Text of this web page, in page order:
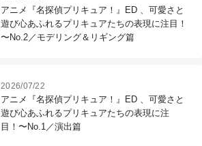
アニメ『名探偵プリキュア！』ED 、可愛さと
遊び心あふれるプリキュアたちの表現に注目！
〜No.2／モデリング＆リギング篇
2026/07/22
アニメ『名探偵プリキュア！』ED 、可愛さと
遊び心あふれるプリキュアたちの表現に注
目！〜No.1／演出篇